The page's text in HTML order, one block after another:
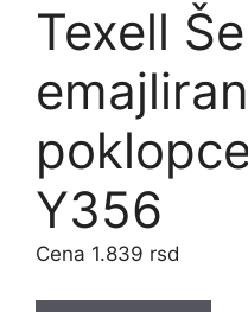
Texell
Y356
1.839 rsd